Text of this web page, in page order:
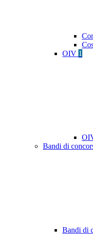
OIV 1
Bandi di
Bandi di